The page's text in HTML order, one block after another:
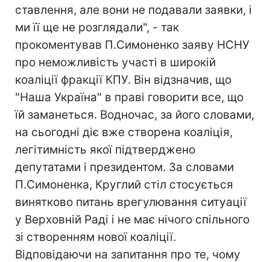
ставлення, але вони не подавали заявки, і
ми її ще не розглядали", - так
прокоментував П.Симоненко заяву НСНУ
про неможливість участі в широкій
коаліції фракції КПУ. Він відзначив, що
"Наша Україна" в праві говорити все, що
їй заманеться. Водночас, за його словами,
на сьогодні діє вже створена коаліція,
легітимність якої підтверджено
депутатами і президентом. За словами
П.Симоненка, Круглий стіл стосується
винятково питань врегулювання ситуації
у Верховній Раді і не має нічого спільного
зі створенням нової коаліції.
Відповідаючи на запитання про те, чому